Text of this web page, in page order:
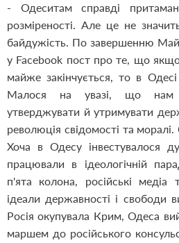
- Одеситам справді
розміреності. Але це не
байдужість. По завершенню
у Facebook пост про те, що якщо
майже закінчується, то в
Малося на увазі, що нам
утверджувати й утримувати
революція свідомості та моралі.
Хоча в Одесу інвестувалося
працювали в ідеологічній
п'ята колона, російські медіа
ідеали державності і свободи
Росія окупувала Крим, Одеса
маршем до російського